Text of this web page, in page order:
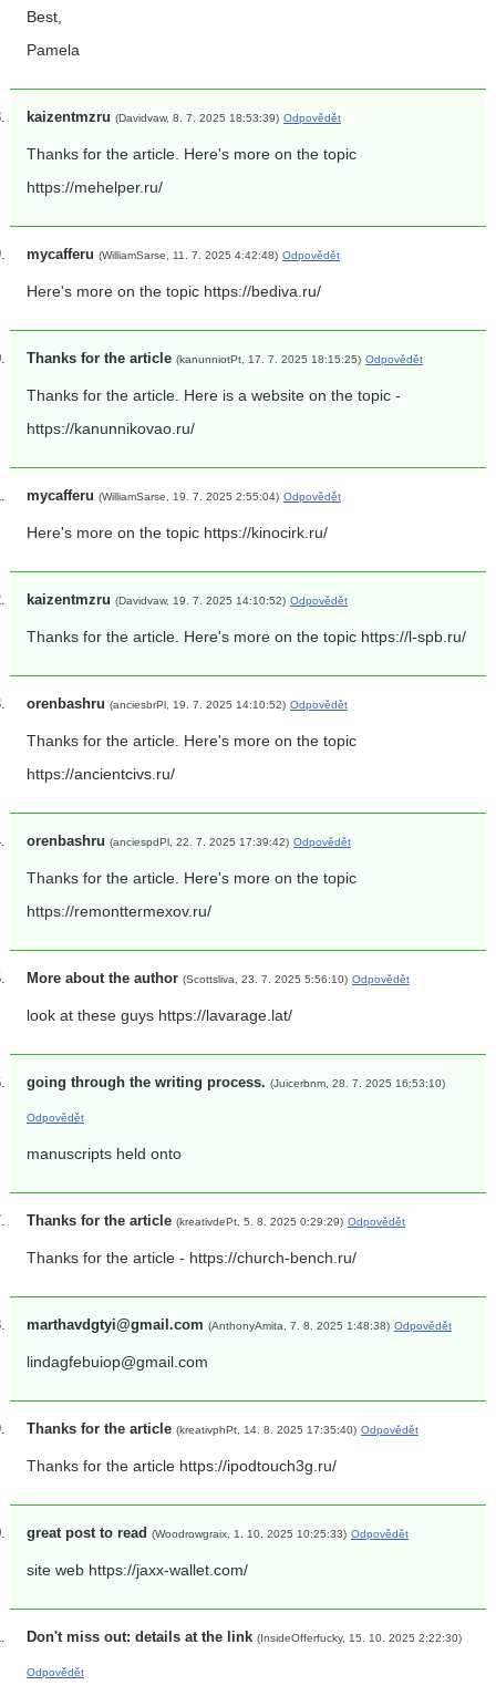
Best,
Pamela
kaizentmzru (Davidvaw, 8. 7. 2025 18:53:39) Odpovědět
Thanks for the article. Here's more on the topic
https://mehelper.ru/
mycafferu (WilliamSarse, 11. 7. 2025 4:42:48) Odpovědět
Here's more on the topic https://bediva.ru/
Thanks for the article (kanunniotPt, 17. 7. 2025 18:15:25) Odpovědět
Thanks for the article. Here is a website on the topic -
https://kanunnikovao.ru/
mycafferu (WilliamSarse, 19. 7. 2025 2:55:04) Odpovědět
Here's more on the topic https://kinocirk.ru/
kaizentmzru (Davidvaw, 19. 7. 2025 14:10:52) Odpovědět
Thanks for the article. Here's more on the topic https://l-spb.ru/
orenbashru (anciesbrPl, 19. 7. 2025 14:10:52) Odpovědět
Thanks for the article. Here's more on the topic
https://ancientcivs.ru/
orenbashru (anciespdPl, 22. 7. 2025 17:39:42) Odpovědět
Thanks for the article. Here's more on the topic
https://remonttermexov.ru/
More about the author (Scottsliva, 23. 7. 2025 5:56:10) Odpovědět
look at these guys https://lavarage.lat/
going through the writing process. (Juicerbnm, 28. 7. 2025 16:53:10)
Odpovědět
manuscripts held onto
Thanks for the article (kreativdePt, 5. 8. 2025 0:29:29) Odpovědět
Thanks for the article - https://church-bench.ru/
marthavdgtyi@gmail.com (AnthonyAmita, 7. 8. 2025 1:48:38) Odpovědět
lindagfebuiop@gmail.com
Thanks for the article (kreativphPt, 14. 8. 2025 17:35:40) Odpovědět
Thanks for the article https://ipodtouch3g.ru/
great post to read (Woodrowgraix, 1. 10. 2025 10:25:33) Odpovědět
site web https://jaxx-wallet.com/
Don't miss out: details at the link (InsideOfferfucky, 15. 10. 2025 2:22:30)
Odpovědět